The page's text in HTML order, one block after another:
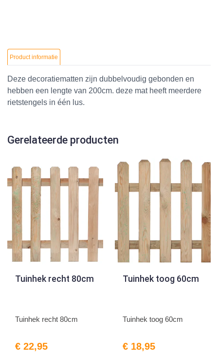
Product informatie
Deze decoratiematten zijn dubbelvoudig gebonden en
hebben een lengte van 200cm. deze mat heeft meerdere
rietstengels in één lus.
Gerelateerde producten
Tuinhek recht 80cm
Tuinhek recht 80cm
€ 22,95
Tuinhek toog 60cm
Tuinhek toog 60cm
€ 18,95